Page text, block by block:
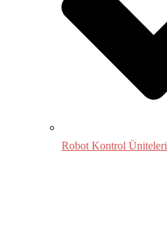
Robot Kontrol Üniteleri